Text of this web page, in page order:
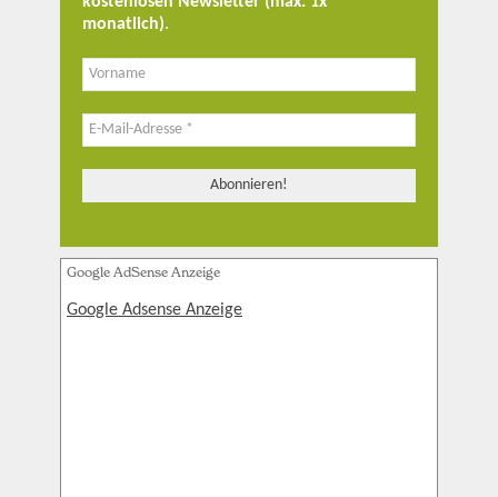
monatlich).
Google AdSense Anzeige
Google Adsense Anzeige